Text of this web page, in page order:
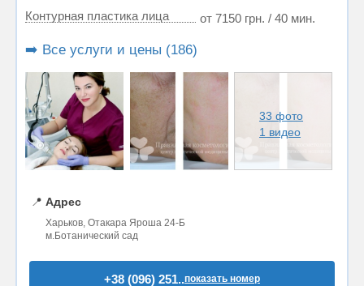
Контурная пластика лица
от 7150 грн. / 40 мин.
➡️ Все услуги и цены (186)
33 фото
1 видео
📍 Адрес
Харьков, Отакара Яроша 24-Б
м.Ботанический сад
+38 (096) 251..показать номер